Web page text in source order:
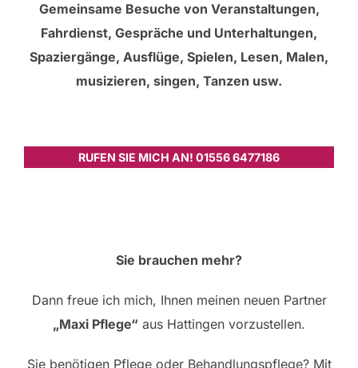
Gemeinsame Besuche von Veranstaltungen,
Fahrdienst, Gespräche und Unterhaltungen,
Spaziergänge, Ausflüge, Spielen, Lesen, Malen,
musizieren, singen, Tanzen usw.
RUFEN SIE MICH AN! 01556 6477186
Sie brauchen mehr?
Dann freue ich mich, Ihnen meinen neuen Partner
„Maxi Pflege“ aus Hattingen vorzustellen.
Sie benötigen Pflege oder Behandlungspflege? Mit